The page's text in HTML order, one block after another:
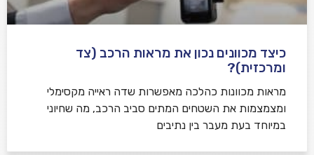
כיצד מכוונים נכון את מראות הרכב (צד
ומרכזית)?
מראות מכוונות כהלכה מאפשרות שדה ראייה מקסימלי
ומצמצמות את השטחים המתים סביב הרכב, מה שחיוני
במיוחד בעת מעבר בין נתיבים